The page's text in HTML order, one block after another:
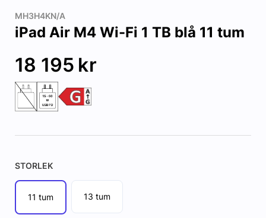
MH3H4KN/A
iPad Air M4 Wi-Fi 1 TB blå 11 tum
18 195 kr
STORLEK
11 tum 13 tum